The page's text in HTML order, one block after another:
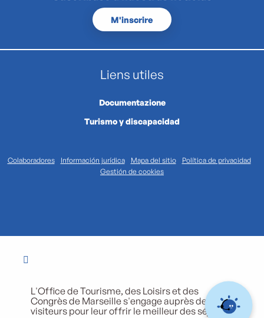
M'inscrire
Liens utiles
Documentazione
Turismo y discapacidad
Colaboradores Información jurídica Mapa del sitio
Política de privacidad
Gestión de cookies
L'Office de Tourisme, des Loisirs et des
Congrès de Marseille s'engage auprès de ses
visiteurs pour leur offrir le meilleur des séjours.